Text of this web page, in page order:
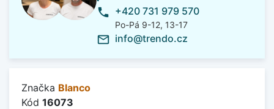
phone +420 731 979 570
Po-Pá 9-12, 13-17
mail_outline info@trendo.cz
Značka Blanco
Kód 16073